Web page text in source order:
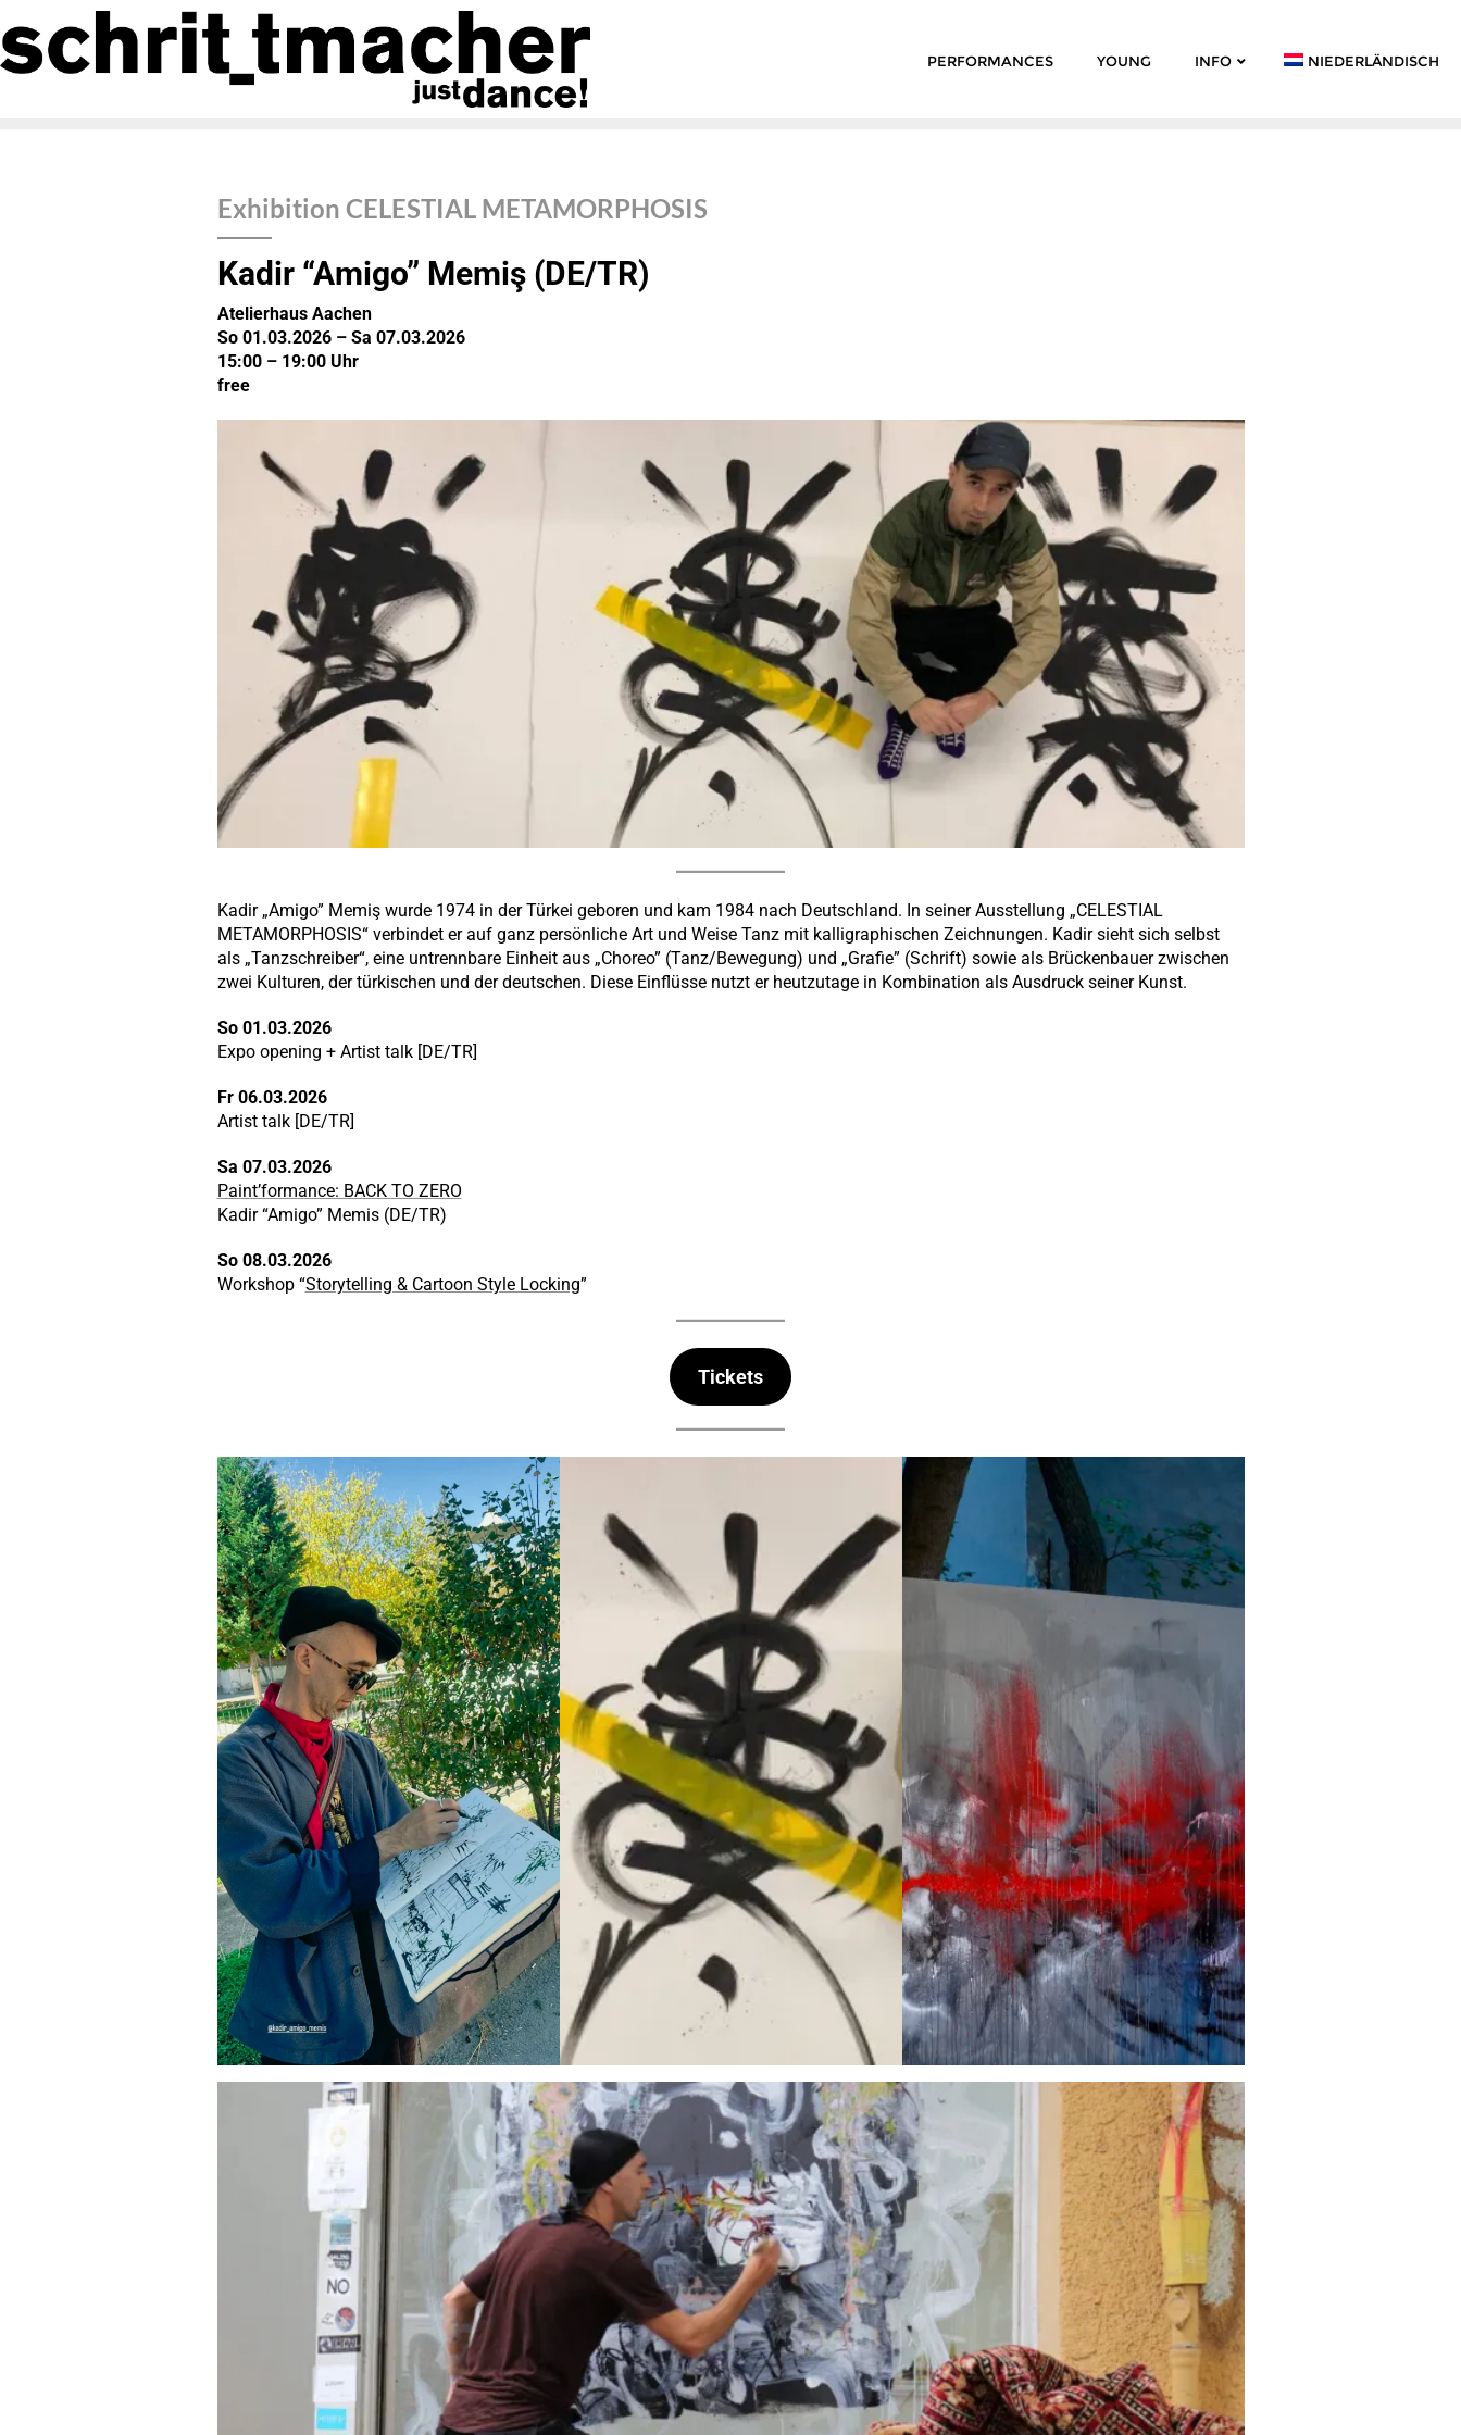
PERFORMANCES YOUNG INFO NIEDERLÄNDISCH
Exhibition CELESTIAL METAMORPHOSIS
Kadir “Amigo” Memiş (DE/TR)
Atelierhaus Aachen
So 01.03.2026 – Sa 07.03.2026
15:00 – 19:00 Uhr
free
Kadir „Amigo” Memiş wurde 1974 in der Türkei geboren und kam 1984 nach Deutschland. In seiner Ausstellung „CELESTIAL
METAMORPHOSIS“ verbindet er auf ganz persönliche Art und Weise Tanz mit kalligraphischen Zeichnungen. Kadir sieht sich selbst
als „Tanzschreiber“, eine untrennbare Einheit aus „Choreo” (Tanz/Bewegung) und „Grafie” (Schrift) sowie als Brückenbauer zwischen
zwei Kulturen, der türkischen und der deutschen. Diese Einflüsse nutzt er heutzutage in Kombination als Ausdruck seiner Kunst.
So 01.03.2026
Expo opening + Artist talk [DE/TR]
Fr 06.03.2026
Artist talk [DE/TR]
Sa 07.03.2026
Paint’formance: BACK TO ZERO
Kadir “Amigo” Memis (DE/TR)
So 08.03.2026
Workshop “Storytelling & Cartoon Style Locking”
Tickets